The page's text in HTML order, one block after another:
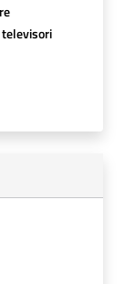
televisori